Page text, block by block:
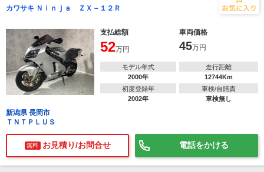
カワサキ Ｎｉｎｊａ ＺＸ－１２Ｒ
支払総額 車両価格
52万円 45万円
モデル年式
2000年
走行距離
12744Km
初度登録年
2002年
車検/自賠責
車検無し
新潟県 長岡市
ＴＮＴＰＬＵＳ
無料 お見積り/お問合せ 電話をかける